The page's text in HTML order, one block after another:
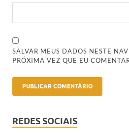
SALVAR MEUS DADOS NESTE
PRÓXIMA VEZ QUE EU
REDES SOCIAIS